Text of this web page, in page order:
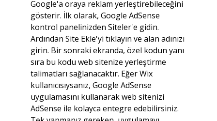
Google'a oraya reklam yerleştirebileceğini
gösterir. İlk olarak, Google AdSense
kontrol panelinizden Siteler'e gidin.
Ardından Site Ekle'yi tıklayın ve alan adınızı
girin. Bir sonraki ekranda, özel kodun yanı
sıra bu kodu web sitenize yerleştirme
talimatları sağlanacaktır. Eğer Wix
kullanıcısıysanız, Google AdSense
uygulamasını kullanarak web sitenizi
AdSense ile kolayca entegre edebilirsiniz.